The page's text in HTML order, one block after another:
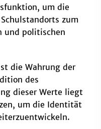
um die
zum
und politischen
die Wahrung der
des
dieser Werte liegt
um die Identität